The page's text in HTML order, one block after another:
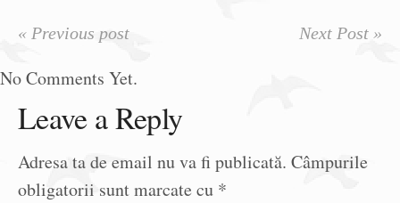
« Previous post Next Post »
No Comments Yet.
Leave a Reply
Adresa ta de email nu va fi publicată. Câmpurile
obligatorii sunt marcate cu *